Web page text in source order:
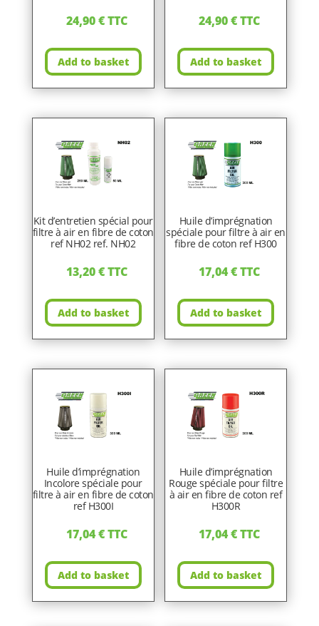
24,90€TTC
Add to basket
24,90€TTC
Add to basket
Kit d’entretien spécial pour
filtre à air en fibre de coton
ref NH02 ref. NH02
13,20€TTC
Add to basket
Huile d’imprégnation
spéciale pour filtre à air en
fibre de coton ref H300
17,04€TTC
Add to basket
Huile d’imprégnation
Incolore spéciale pour
filtre à air en fibre de coton
ref H300I
17,04€TTC
Add to basket
Huile d’imprégnation
Rouge spéciale pour filtre
à air en fibre de coton ref
H300R
17,04€TTC
Add to basket